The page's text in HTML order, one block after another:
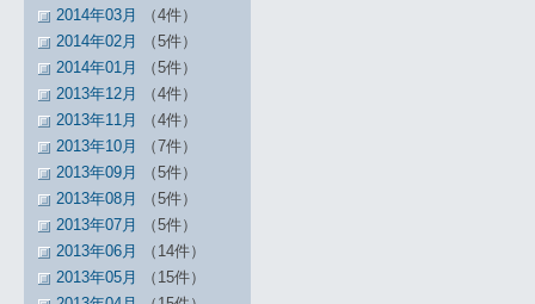
2014年03月
（4件）
2014年02月
（5件）
2014年01月
（5件）
2013年12月
（4件）
2013年11月
（4件）
2013年10月
（7件）
2013年09月
（5件）
2013年08月
（5件）
2013年07月
（5件）
2013年06月
（14件）
2013年05月
（15件）